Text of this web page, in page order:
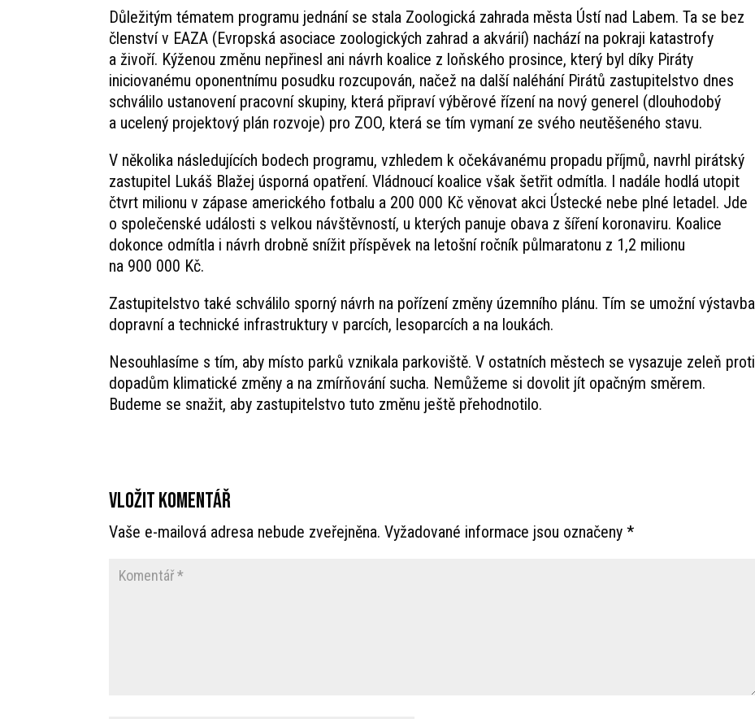
Důležitým tématem programu jednání se stala Zoologická zahrada města Ústí nad Labem. Ta se bez
členství v EAZA (Evropská asociace zoologických zahrad a akvárií) nachází na pokraji katastrofy
a živoří. Kýženou změnu nepřinesl ani návrh koalice z loňského prosince, který byl díky Piráty
iniciovanému oponentnímu posudku rozcupován, načež na další naléhání Pirátů zastupitelstvo dnes
schválilo ustanovení pracovní skupiny, která připraví výběrové řízení na nový generel (dlouhodobý
a ucelený projektový plán rozvoje) pro ZOO, která se tím vymaní ze svého neutěšeného stavu.
V několika následujících bodech programu, vzhledem k očekávanému propadu příjmů, navrhl pirátský
zastupitel Lukáš Blažej úsporná opatření. Vládnoucí koalice však šetřit odmítla. I nadále hodlá utopit
čtvrt milionu v zápase amerického fotbalu a 200 000 Kč věnovat akci Ústecké nebe plné letadel. Jde
o společenské události s velkou návštěvností, u kterých panuje obava z šíření koronaviru. Koalice
dokonce odmítla i návrh drobně snížit příspěvek na letošní ročník půlmaratonu z 1,2 milionu
na 900 000 Kč.
Zastupitelstvo také schválilo sporný návrh na pořízení změny územního plánu. Tím se umožní výstavba
dopravní a technické infrastruktury v parcích, lesoparcích a na loukách.
Nesouhlasíme s tím, aby místo parků vznikala parkoviště. V ostatních městech se vysazuje zeleň proti
dopadům klimatické změny a na zmírňování sucha. Nemůžeme si dovolit jít opačným směrem.
Budeme se snažit, aby zastupitelstvo tuto změnu ještě přehodnotilo.
Vložit komentář
Vaše e-mailová adresa nebude zveřejněna. Vyžadované informace jsou označeny*